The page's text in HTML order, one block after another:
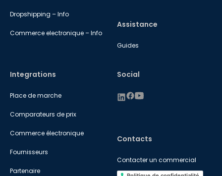
Dropshipping – Info
Commerce electronique – Info
Integrations
Place de marche
Comparateurs de prix
Commerce électronique
Fournisseurs
Partenaire
Assistance
Guides
Contacts
Contacter un commercial
Social